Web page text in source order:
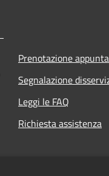
Prenotazione
Segnalazione
Leggi le FAQ
Richiesta assistenza